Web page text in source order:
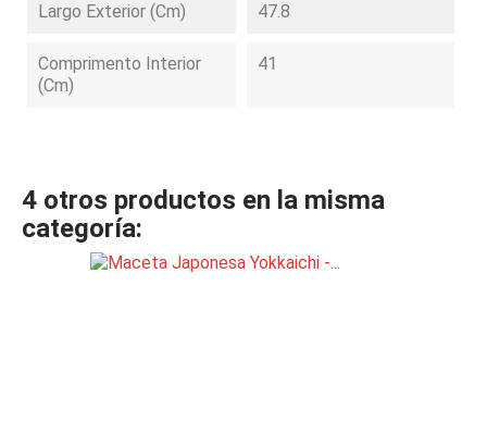
Largo Exterior (cm) 47.8
Comprimento Interior
(cm)
41
4 otros productos en la misma
categoría: